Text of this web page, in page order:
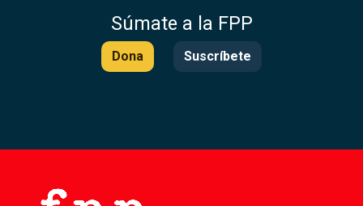
Súmate a la FPP
Dona Suscríbete